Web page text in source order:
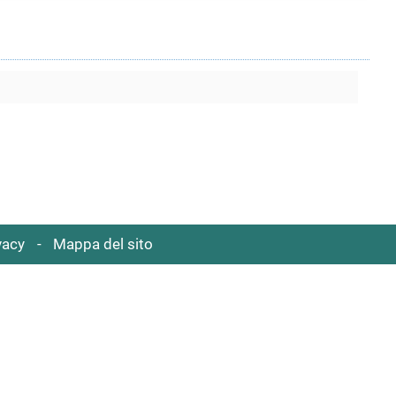
Mappa del sito